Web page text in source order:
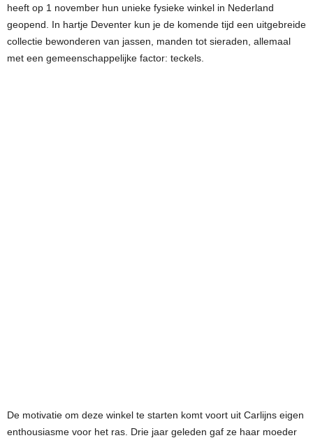
heeft op 1 november hun unieke fysieke winkel in Nederland
geopend. In hartje Deventer kun je de komende tijd een uitgebreide
collectie bewonderen van jassen, manden tot sieraden, allemaal
met een gemeenschappelijke factor: teckels.
De motivatie om deze winkel te starten komt voort uit Carlijns eigen
enthousiasme voor het ras. Drie jaar geleden gaf ze haar moeder